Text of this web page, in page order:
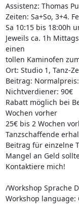
Assistenz: Thomas
Zeiten: Sa+So, 3+4.
Sa 10:15 bis 18:00h
Jeweils ca. 1h
einen
tollen Kaminofen
Ort: Studio 1, Tanz-
Beitrag:
Nichtverdiener: 90€
Rabatt möglich bei
Wochen vorher
25€ bis 2 Wochen
Tanzschaffende
Beitrag für einzelne
Mangel an Geld
Kontaktiere mich!
/Workshop Sprache
Workshop